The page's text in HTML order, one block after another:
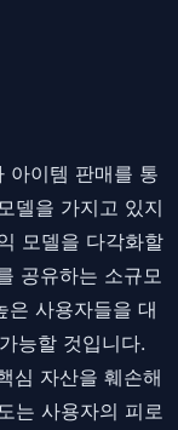
아이템 판매를 통
델을 가지고 있지
모델을 다각화할
공유하는 소규모
은 사용자들을 대
능할 것입니다.
심 자산을 훼손해
는 사용자의 피로